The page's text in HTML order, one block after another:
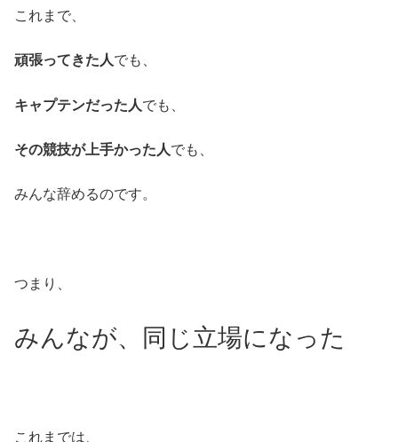
これまで、
頑張ってきた人でも、
キャプテンだった人でも、
その競技が上手かった人でも、
みんな辞めるのです。
つまり、
みんなが、同じ立場になった
これまでは、